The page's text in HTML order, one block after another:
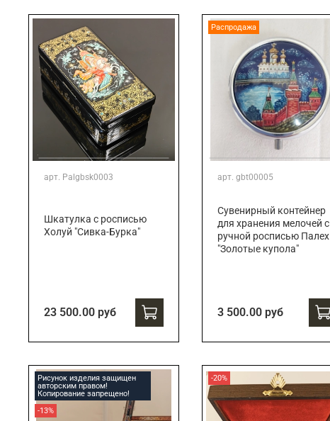
арт. Palgbsk0003
Шкатулка с росписью
Холуй "Сивка-Бурка"
23 500.00 руб
Распродажа
арт. gbt00005
Сувенирный контейнер
для хранения мелочей с
ручной росписью Палех
"Золотые купола"
3 500.00 руб
Рисунок изделия защищен
авторским правом!
Копирование запрещено!
-13%
-20%